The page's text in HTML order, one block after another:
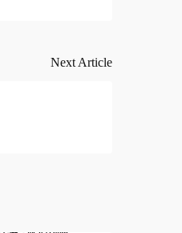
Next Article